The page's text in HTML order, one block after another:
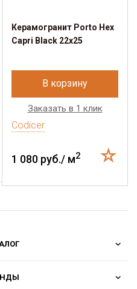
Керамогранит Porto Hex
Capri Black 22x25
В корзину
Заказать в 1 клик
Codicer
1 080 руб./ м2